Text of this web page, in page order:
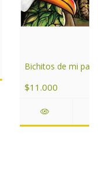
Bichitos de mi pais
$11.000